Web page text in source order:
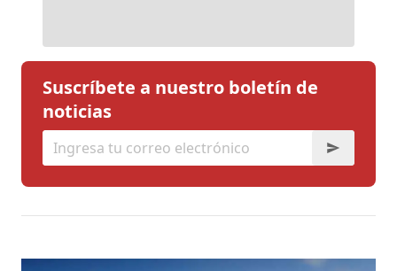
Suscríbete a nuestro boletín de
noticias